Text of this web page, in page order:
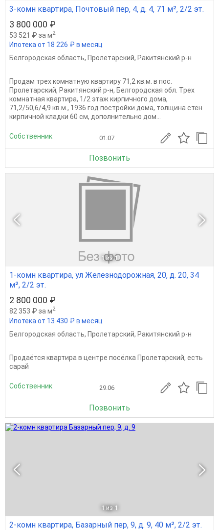
3-комн квартира, Почтовый пер, 4, д. 4, 71 м², 2/2 эт.
3 800 000 ₽
53 521 ₽ за м2
Ипотека от 18 226 ₽ в месяц
Белгородская область, Пролетарский, Ракитянский р-н
Продам трех комнатную квартиру 71,2 кв.м. в пос.
Пролетарский, Ракитянский р-н, Белгородская обл. Трех
комнатная квартира, 1/2 этаж кирпичного дома,
71,2/50,6/4,9 кв.м., 1936 год постройки дома, толщина стен
кирпичной кладки 60 см, дополнительно дом...
Собственник 01.07
Позвонить
1 из 1
1-комн квартира, ул Железнодорожная, 20, д. 20, 34
м², 2/2 эт.
2 800 000 ₽
82 353 ₽ за м2
Ипотека от 13 430 ₽ в месяц
Белгородская область, Пролетарский, Ракитянский р-н
Продаётся квартира в центре посёлка Пролетарский, есть
сарай
Собственник 29.06
Позвонить
1 из 1
2-комн квартира, Базарный пер, 9, д. 9, 40 м², 2/2 эт.